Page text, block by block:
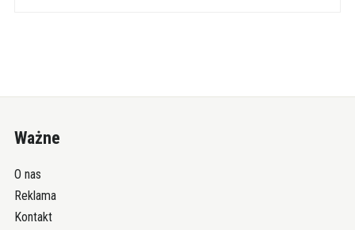
Ważne
O nas
Reklama
Kontakt